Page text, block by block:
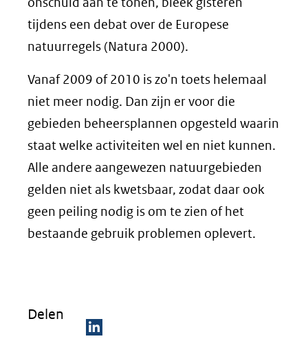
tijdens een debat over de Europese
natuurregels (Natura 2000).
Vanaf 2009 of 2010 is zo'n toets helemaal
niet meer nodig. Dan zijn er voor die
gebieden beheersplannen opgesteld waarin
staat welke activiteiten wel en niet kunnen.
Alle andere aangewezen natuurgebieden
gelden niet als kwetsbaar, zodat daar ook
geen peiling nodig is om te zien of het
bestaande gebruik problemen oplevert.
Delen